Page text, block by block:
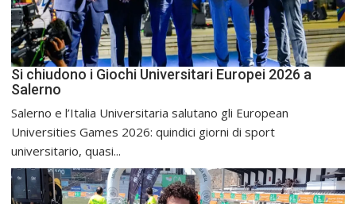
Si chiudono i Giochi Universitari Europei 2026 a
Salerno
Salerno e l’Italia Universitaria salutano gli European
Universities Games 2026: quindici giorni di sport
universitario, quasi...